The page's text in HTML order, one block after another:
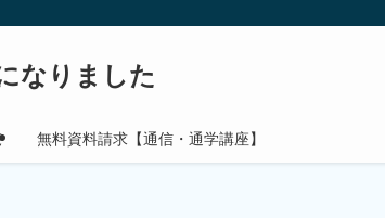
なりました
無料資料請求【通信・通学講座】